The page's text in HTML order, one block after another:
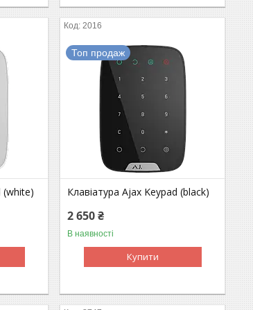
(white)
2016
Топ продаж
Клавіатура Ajax Keypad (black)
2 650 ₴
В наявності
Купити